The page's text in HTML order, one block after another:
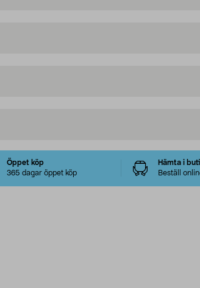
Öppet köp
365 dagar öppet köp
Hämta i
Beställ